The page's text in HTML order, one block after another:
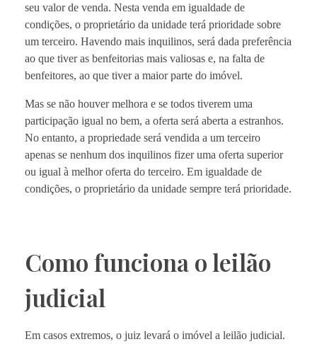
seu valor de venda. Nesta venda em igualdade de
condições, o proprietário da unidade terá prioridade sobre
um terceiro. Havendo mais inquilinos, será dada preferência
ao que tiver as benfeitorias mais valiosas e, na falta de
benfeitores, ao que tiver a maior parte do imóvel.
Mas se não houver melhora e se todos tiverem uma
participação igual no bem, a oferta será aberta a estranhos.
No entanto, a propriedade será vendida a um terceiro
apenas se nenhum dos inquilinos fizer uma oferta superior
ou igual à melhor oferta do terceiro. Em igualdade de
condições, o proprietário da unidade sempre terá prioridade.
Como funciona o leilão
judicial
Em casos extremos, o juiz levará o imóvel a leilão judicial.